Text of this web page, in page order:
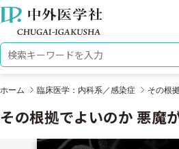
株式会社 中外医学社
検索キーワード
ホーム 臨床医学：内科系／感染症
その根拠でよいのか 悪魔